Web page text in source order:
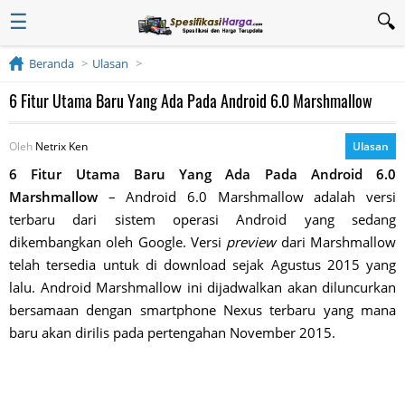
☰
Beranda Ulasan
6 Fitur Utama Baru Yang Ada Pada Android 6.0 Marshmallow
Oleh Netrix Ken Ulasan
6 Fitur Utama Baru Yang Ada Pada Android 6.0
Marshmallow – Android 6.0 Marshmallow adalah versi
terbaru dari sistem operasi Android yang sedang
dikembangkan oleh Google. Versi previewdari Marshmallow
telah tersedia untuk di download sejak Agustus 2015 yang
lalu. Android Marshmallow ini dijadwalkan akan diluncurkan
bersamaan dengan smartphone Nexus terbaru yang mana
baru akan dirilis pada pertengahan November 2015.